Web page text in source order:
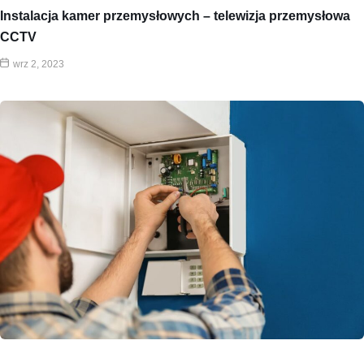
Instalacja kamer przemysłowych – telewizja przemysłowa
CCTV
wrz 2, 2023